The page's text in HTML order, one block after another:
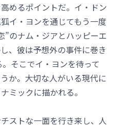
めるポイントだ。イ・ドン
イ・ヨンを通じてもう一度
”のナム・ジアとハッピーエ
、彼は予想外の事件に巻き
そこでイ・ヨンを待って
か。大切な人がいる現代に
ミックに描かれる。
ストな一面を行き来し、人